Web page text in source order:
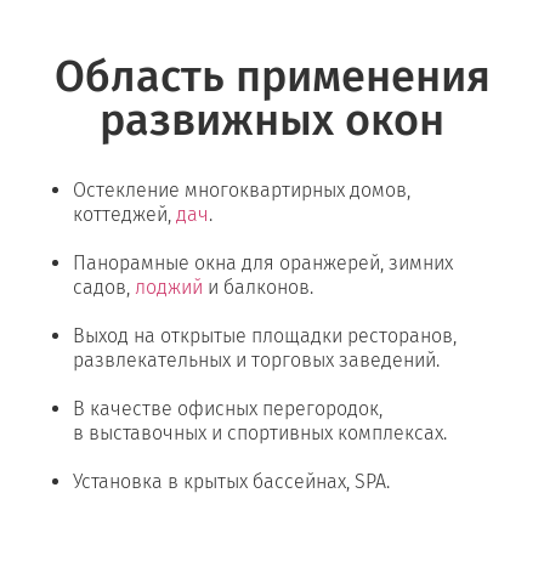
Область применения
развижных окон
Остекление многоквартирных домов,
коттеджей, дач.
Панорамные окна для оранжерей, зимних
садов, лоджий и балконов.
Выход на открытые площадки ресторанов,
развлекательных и торговых заведений.
В качестве офисных перегородок,
в выставочных и спортивных комплексах.
Установка в крытых бассейнах, SPA.